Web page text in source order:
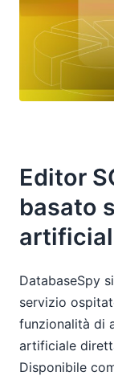
Editor
basato
DatabaseSpy
servizio
funzionalità di
artificiale
Disponibile